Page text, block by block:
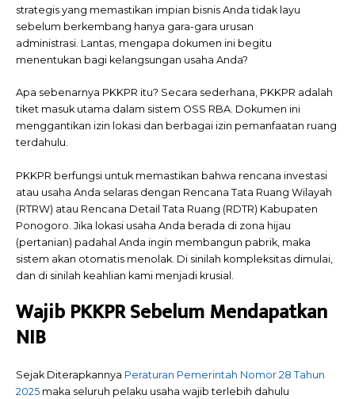
strategis yang memastikan impian bisnis Anda tidak layu
sebelum berkembang hanya gara-gara urusan
administrasi. Lantas, mengapa dokumen ini begitu
menentukan bagi kelangsungan usaha Anda?
Apa sebenarnya PKKPR itu? Secara sederhana, PKKPR adalah
tiket masuk utama dalam sistem OSS RBA. Dokumen ini
menggantikan izin lokasi dan berbagai izin pemanfaatan ruang
terdahulu.
PKKPR berfungsi untuk memastikan bahwa rencana investasi
atau usaha Anda selaras dengan Rencana Tata Ruang Wilayah
(RTRW) atau Rencana Detail Tata Ruang (RDTR) Kabupaten
Ponogoro. Jika lokasi usaha Anda berada di zona hijau
(pertanian) padahal Anda ingin membangun pabrik, maka
sistem akan otomatis menolak. Di sinilah kompleksitas dimulai,
dan di sinilah keahlian kami menjadi krusial.
Wajib PKKPR Sebelum Mendapatkan
NIB
Sejak Diterapkannya Peraturan Pemerintah Nomor 28 Tahun
2025 maka seluruh pelaku usaha wajib terlebih dahulu